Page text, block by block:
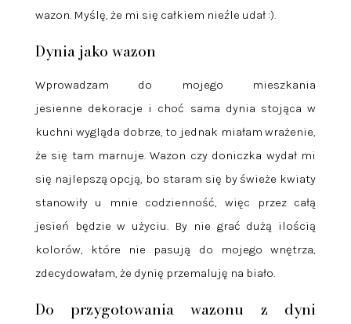
wazon. Myślę, że mi się całkiem nieźle udał :).
Dynia jako wazon
Wprowadzam do mojego mieszkania
jesienne dekoracje i choć sama dynia stojąca w
kuchni wygląda dobrze, to jednak miałam wrażenie,
że się tam marnuje. Wazon czy doniczka wydał mi
się najlepszą opcją, bo staram się by świeże kwiaty
stanowiły u mnie codzienność, więc przez całą
jesień będzie w użyciu. By nie grać dużą ilością
kolorów, które nie pasują do mojego wnętrza,
zdecydowałam, że dynię przemaluję na biało.
Do przygotowania wazonu z dyni